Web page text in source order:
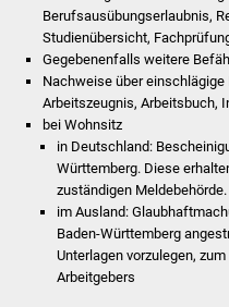
Berufsausübungserlaubnis,
Studienübersicht,
Gegebenenfalls weitere
Nachweise über
Arbeitszeugnis, Arbeitsbuch,
bei Wohnsitz
in Deutschland:
Württemberg. Diese
zuständigen
im Ausland:
Baden-Württemberg
Unterlagen vorzulegen,
Arbeitgebers